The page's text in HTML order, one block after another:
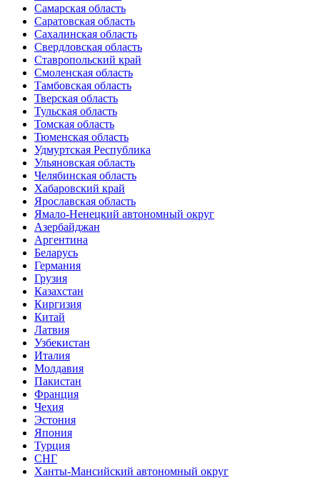
Самарская область
Саратовская область
Сахалинская область
Свердловская область
Ставропольский край
Смоленская область
Тамбовская область
Тверская область
Тульская область
Томская область
Тюменская область
Удмуртская Республика
Ульяновская область
Челябинская область
Хабаровский край
Ярославская область
Ямало-Ненецкий автономный округ
Азербайджан
Аргентина
Беларусь
Германия
Грузия
Казахстан
Киргизия
Китай
Латвия
Узбекистан
Италия
Молдавия
Пакистан
Франция
Чехия
Эстония
Япония
Турция
СНГ
Ханты-Мансийский автономный округ